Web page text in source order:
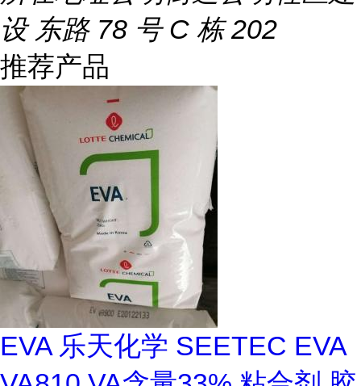
设 东路 78 号 C 栋 202
推荐产品
EVA 乐天化学 SEETEC EVA